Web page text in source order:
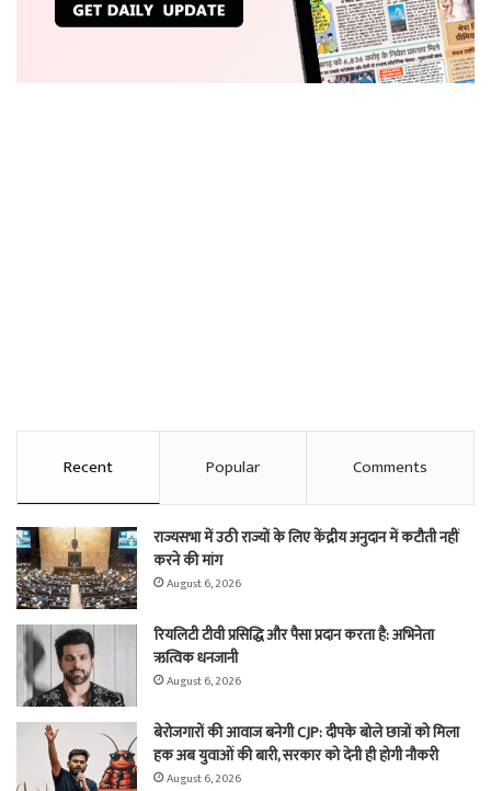
Recent Popular Comments
राज्यसभा में उठी राज्यों के लिए केंद्रीय अनुदान में कटौती नहीं
करने की मांग
August 6, 2026
रियलिटी टीवी प्रसिद्धि और पैसा प्रदान करता है: अभिनेता
ऋत्विक धनजानी
August 6, 2026
बेरोजगारों की आवाज बनेगी CJP: दीपके बोले छात्रों को मिला
हक अब युवाओं की बारी, सरकार को देनी ही होगी नौकरी
August 6, 2026